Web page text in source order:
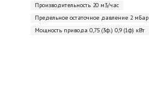
Производительность 20 м3/час
Предельное остаточное давление 2 мБар
Мощность привода 0,75 (3ф.) 0,9 (1ф) кВт